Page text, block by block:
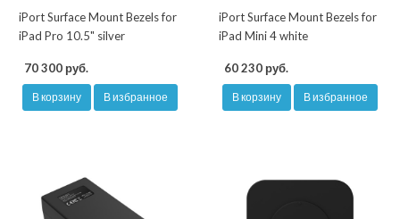
iPort Surface Mount Bezels for
iPad Pro 10.5" silver
70 300 руб.
В корзину В избранное
iPort Surface Mount Bezels for
iPad Mini 4 white
60 230 руб.
В корзину В избранное